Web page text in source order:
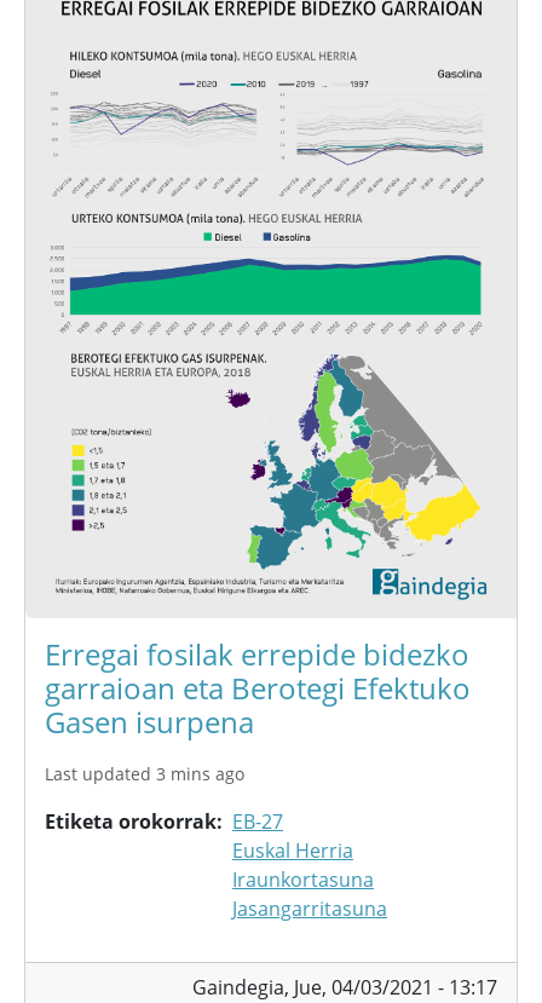
Erregai fosilak errepide bidezko
garraioan eta Berotegi Efektuko
Gasen isurpena
Last updated 3 mins ago
Etiketa orokorrak
EB-27
Euskal Herria
Iraunkortasuna
Jasangarritasuna
Gaindegia, Jue, 04/03/2021 - 13:17